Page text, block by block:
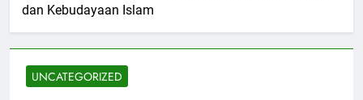
dan Kebudayaan Islam
UNCATEGORIZED